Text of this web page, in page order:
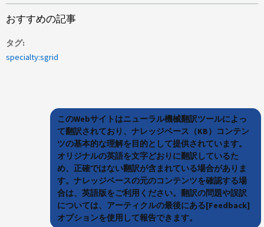
おすすめの記事
タグ
specialty:sgrid
このWebサイトはニューラル機械翻訳ツールによっ
て翻訳されており、ナレッジベース（KB）コンテン
ツの基本的な理解を目的として提供されています。
オリジナルの英語を文字どおりに翻訳しているた
め、正確ではない翻訳が含まれている場合がありま
す。ナレッジベースの元のコンテンツを確認する場
合は、英語版をご利用ください。翻訳の問題や誤訳
については、アーティクルの最後にある[Feedback]
オプションを使用して報告できます。